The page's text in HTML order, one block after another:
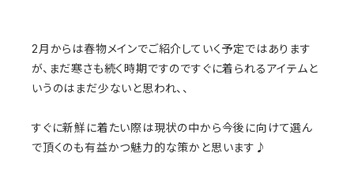
2月からは春物メインでご紹介していく予定ではあります
が、まだ寒さも続く時期ですのですぐに着られるアイテムと
いうのはまだ少ないと思われ、、
すぐに新鮮に着たい際は現状の中から今後に向けて選ん
で頂くのも有益かつ魅力的な策かと思います♪